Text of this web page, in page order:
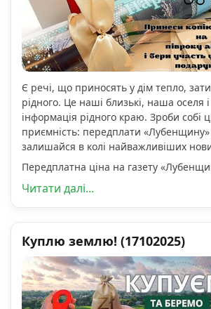
Є речі, що приносять у дім тепло,
рідного. Це наші близькі, наша оселя
інформація рідного краю. Зроби собі
приємність: передплати «Лубенщину»
залишайся в колі найважливіших
Передплатна ціна на газету
Читати далі...
Куплю землю! (17102025)